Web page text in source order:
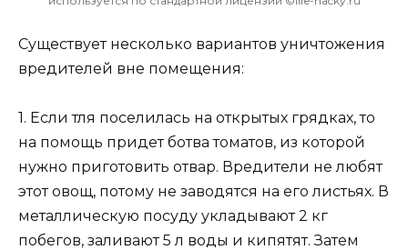
Существует несколько вариантов уничтожения
вредителей вне помещения:
1. Если тля поселилась на открытых грядках, то
на помощь придет ботва томатов, из которой
нужно приготовить отвар. Вредители не любят
этот овощ, потому не заводятся на его листьях. В
металлическую посуду укладывают 2 кг
побегов, заливают 5 л воды и кипятят. Затем